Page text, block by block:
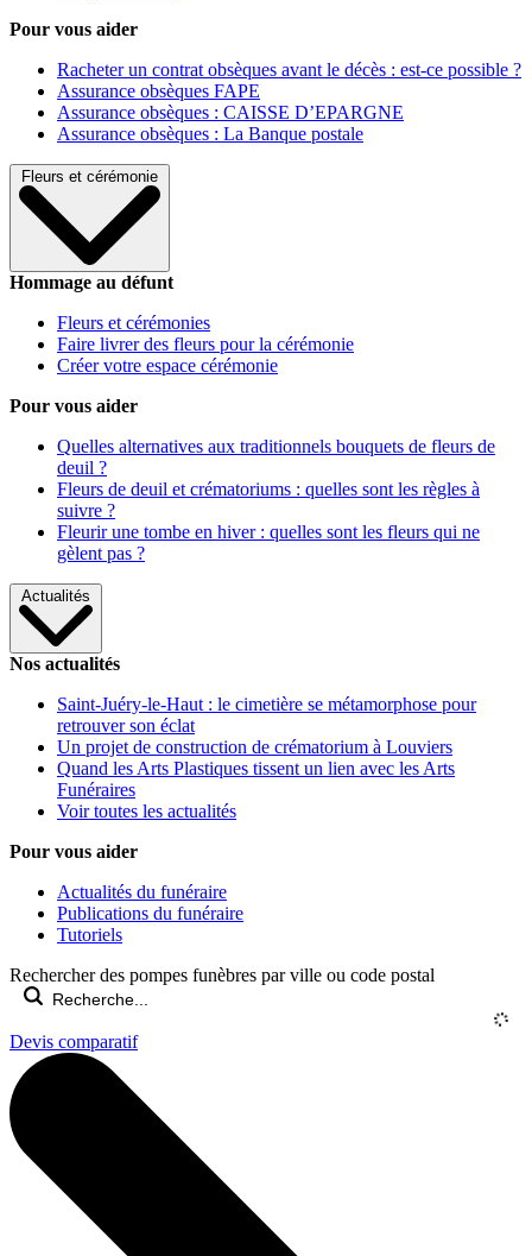
Pour vous aider
Racheter un contrat obsèques avant le décès : est-ce possible ?
Assurance obsèques FAPE
Assurance obsèques : CAISSE D’EPARGNE
Assurance obsèques : La Banque postale
Fleurs et cérémonie
Hommage au défunt
Fleurs et cérémonies
Faire livrer des fleurs pour la cérémonie
Créer votre espace cérémonie
Pour vous aider
Quelles alternatives aux traditionnels bouquets de fleurs de
deuil ?
Fleurs de deuil et crématoriums : quelles sont les règles à
suivre ?
Fleurir une tombe en hiver : quelles sont les fleurs qui ne
gèlent pas ?
Actualités
Nos actualités
Saint-Juéry-le-Haut : le cimetière se métamorphose pour
retrouver son éclat
Un projet de construction de crématorium à Louviers
Quand les Arts Plastiques tissent un lien avec les Arts
Funéraires
Voir toutes les actualités
Pour vous aider
Actualités du funéraire
Publications du funéraire
Tutoriels
Rechercher des pompes funèbres par ville ou code postal
Devis comparatif